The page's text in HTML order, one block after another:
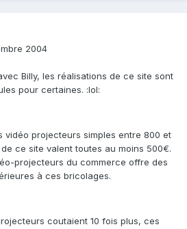
2004
Billy, les réalisations de ce site sont
pour certaines. :lol:
vidéo projecteurs simples entre 800 et
ce site valent toutes au moins 500€.
projecteurs du commerce offre des
à ces bricolages.
coutaient 10 fois plus, ces